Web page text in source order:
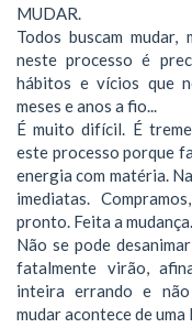
MUDAR.
Todos buscam mudar,
neste processo é
hábitos e vícios que
meses e anos a fio...
É muito difícil. É
este processo porque
energia com matéria.
imediatas.
pronto. Feita a mudança.
Não se pode
fatalmente virão,
inteira errando e
mudar acontece de